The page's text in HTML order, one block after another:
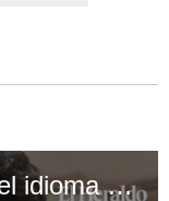
Apertura de la semana del idioma fue todo un éxito